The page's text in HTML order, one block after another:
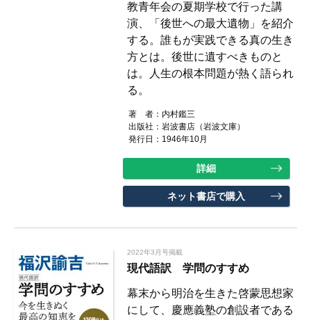
教青年会の夏期学校で行った講
演、「後世への最大遺物」を紹介
する。誰もが実践できる真の生き
方とは。後世に遺すべきものと
は。人生の根本問題が熱く語られ
る。
著 者： 内村鑑三
出版社： 岩波書店（岩波文庫）
発行日：1946年10月
詳細
ネット書店で購入
2022年3月号掲載
現代語訳 学問のすすめ
幕末から明治を生きた啓蒙思想家
にして、慶應義塾の創設者である